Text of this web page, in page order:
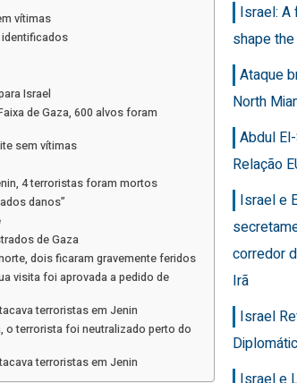
vítimas
Israel
de Gaza, 600 alvos foram
sem vítimas
4 terroristas foram mortos
​​danos”
de Gaza
dois ficaram gravemente feridos
visita foi aprovada a pedido de
terroristas em Jenin
o terrorista foi neutralizado perto do
terroristas em Jenin
Israel:
shape
Ataque
North
Abdul
Relação
Israel e
corredor
Irã
Israel